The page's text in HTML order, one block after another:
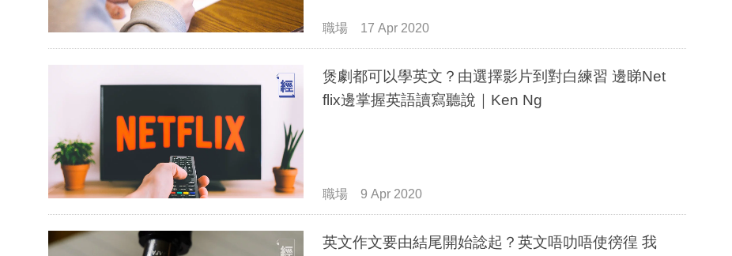
職場 17 Apr 2020
煲劇都可以學英文？由選擇影片到對白練習 邊睇Net
flix邊掌握英語讀寫聽說｜Ken Ng
職場 9 Apr 2020
英文作文要由結尾開始諗起？英文唔叻唔使徬徨 我